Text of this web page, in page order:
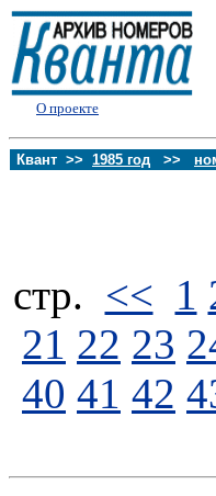
О проекте
Квант >> 1985 год >>
стp. << 1
21 22 23
40 41 42